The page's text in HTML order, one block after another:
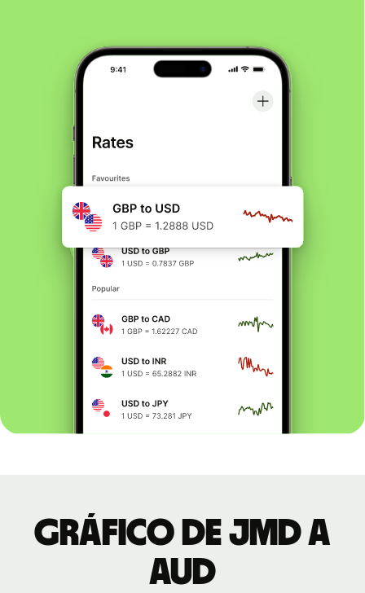
Gráfico de JMD a
AUD